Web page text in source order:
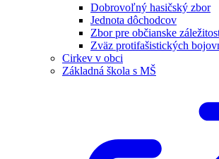
Dobrovoľný hasičský zbor
Jednota dôchodcov
Zbor pre občianske
Zväz protifašistických
Cirkev v obci
Základná škola s MŠ